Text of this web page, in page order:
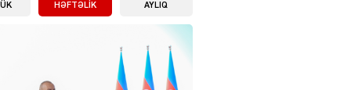
5493
HƏFTƏLIK AYLIQ